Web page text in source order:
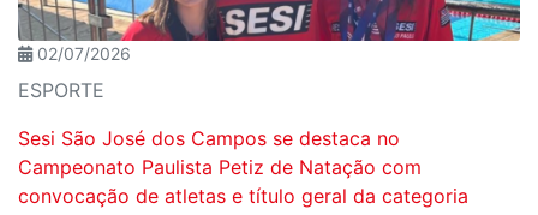
02/07/2026
ESPORTE
Sesi São José dos Campos se destaca no
Campeonato Paulista Petiz de Natação com
convocação de atletas e título geral da categoria